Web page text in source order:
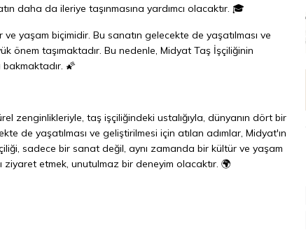
daha da ileriye taşınmasına yardımcı olacaktır. 🎓
yaşam biçimidir. Bu sanatın gelecekte de yaşatılması ve
önem taşımaktadır. Bu nedenle, Midyat Taş İşçiliğinin
🌠
zenginlikleriyle, taş işçiliğindeki ustalığıyla, dünyanın dört bir
de yaşatılması ve geliştirilmesi için atılan adımlar, Midyat'ın
sadece bir sanat değil, aynı zamanda bir kültür ve yaşam
ziyaret etmek, unutulmaz bir deneyim olacaktır. 🌍